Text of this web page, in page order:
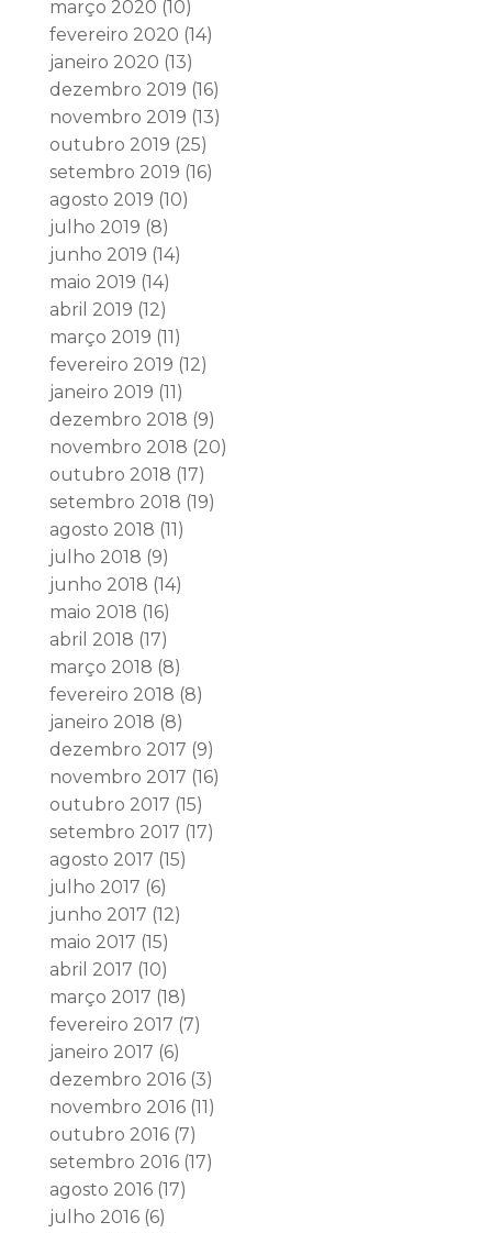
março 2020 (10)
fevereiro 2020 (14)
janeiro 2020 (13)
dezembro 2019 (16)
novembro 2019 (13)
outubro 2019 (25)
setembro 2019 (16)
agosto 2019 (10)
julho 2019 (8)
junho 2019 (14)
maio 2019 (14)
abril 2019 (12)
março 2019 (11)
fevereiro 2019 (12)
janeiro 2019 (11)
dezembro 2018 (9)
novembro 2018 (20)
outubro 2018 (17)
setembro 2018 (19)
agosto 2018 (11)
julho 2018 (9)
junho 2018 (14)
maio 2018 (16)
abril 2018 (17)
março 2018 (8)
fevereiro 2018 (8)
janeiro 2018 (8)
dezembro 2017 (9)
novembro 2017 (16)
outubro 2017 (15)
setembro 2017 (17)
agosto 2017 (15)
julho 2017 (6)
junho 2017 (12)
maio 2017 (15)
abril 2017 (10)
março 2017 (18)
fevereiro 2017 (7)
janeiro 2017 (6)
dezembro 2016(3)
novembro 2016(11)
outubro 2016(7)
setembro 2016(17)
agosto 2016(17)
julho 2016(6)